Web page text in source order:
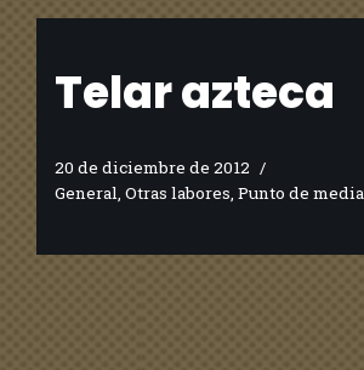
Telar azteca
20 de diciembre de 2012
General Otras labores Punto de media